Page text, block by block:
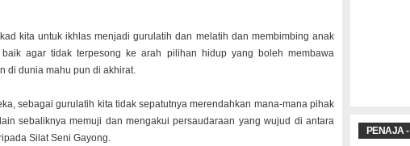
kita untuk ikhlas menjadi gurulatih dan melatih dan membimbing anak
agar tidak terpesong ke arah pilihan hidup yang boleh membawa
di dunia mahu pun di akhirat.
sebagai gurulatih kita tidak sepatutnya merendahkan mana-mana pihak
sebaliknya memuji dan mengakui persaudaraan yang wujud di antara
Silat Seni Gayong.
PENAJA